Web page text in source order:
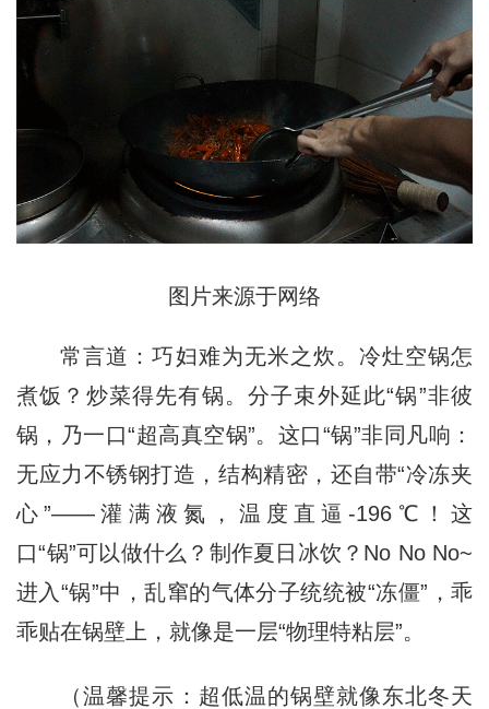
图片来源于网络
常言道：巧妇难为无米之炊。 冷灶空锅怎
煮饭？炒菜得先有锅。 分子束外延此“锅”非彼
锅，乃一口“超高真空锅”。 这口“锅”非同凡响：
无应力不锈钢打造，结构精密，还自带“冷冻夹
心”——灌满液氮，温度直逼-196℃！ 这
口“锅”可以做什么？ 制作夏日冰饮？No No No~
进入“锅”中，乱窜的气体分子统统被“冻僵”，乖
乖贴在锅壁上，就像是一层“物理特粘层”。
（温馨提示：超低温的锅壁就像东北冬天